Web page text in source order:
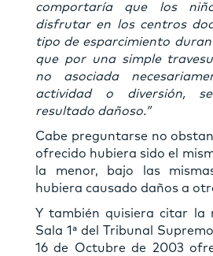
comportaría que los
disfrutar en los centros
tipo de esparcimiento
que por una simple
no asociada
actividad o diversión,
resultado dañoso.”
Cabe preguntarse no
ofrecido hubiera sido el
la menor, bajo las
hubiera causado daños a
Y también quisiera citar la
Sala 1ª del Tribunal
16 de Octubre de 2003